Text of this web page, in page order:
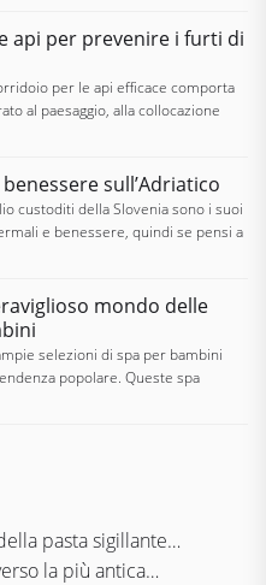
api per prevenire i furti di
per le api efficace comporta
al paesaggio, alla collocazione
sull’Adriatico
custoditi della Slovenia sono i suoi
e benessere, quindi se pensi a
mondo delle
selezioni di spa per bambini
popolare. Queste spa
pasta sigillante…
la più antica…